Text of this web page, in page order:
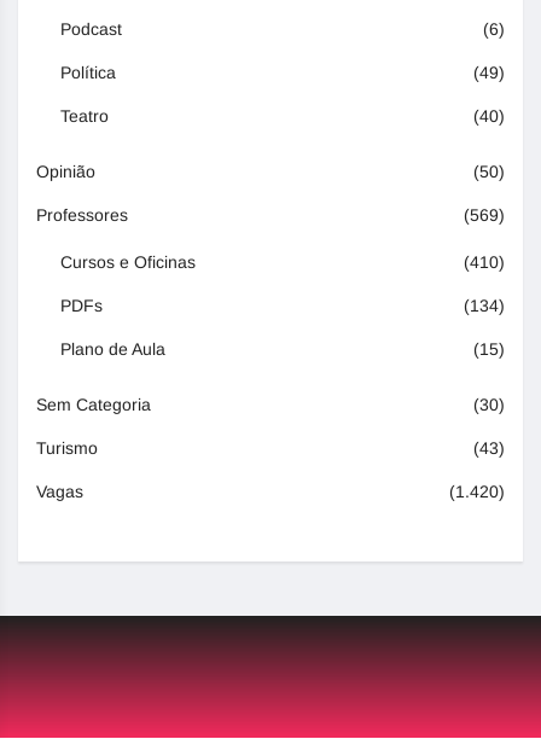
Podcast (6)
Política (49)
Teatro (40)
Opinião (50)
Professores (569)
Cursos e Oficinas (410)
PDFs (134)
Plano de Aula (15)
Sem Categoria (30)
Turismo (43)
Vagas (1.420)